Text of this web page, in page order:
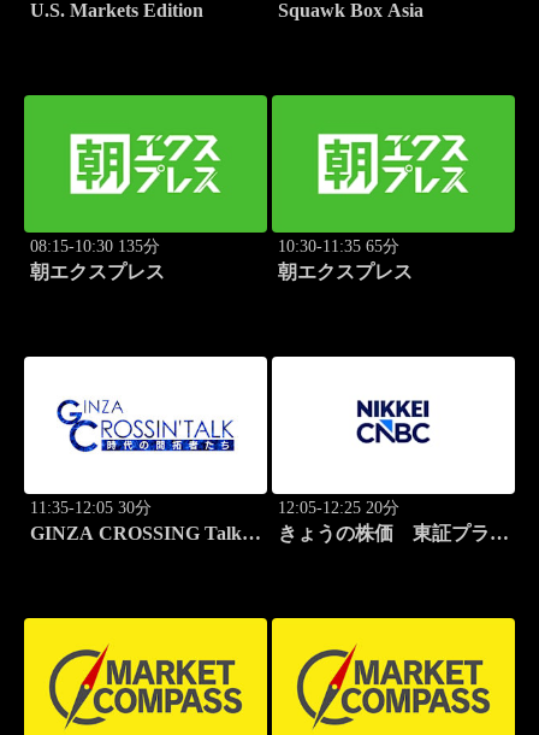
U.S. Markets Edition Squawk Box Asia
08:15-10:30 135分
朝エクスプレス
10:30-11:35 65分
朝エクスプレス
11:35-12:05 30分
GINZA CROSSING Talk
12:05-12:25 20分
きょうの株価 東証プライ